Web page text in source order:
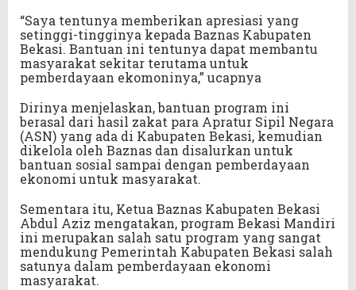
“Saya tentunya memberikan apresiasi yang
setinggi-tingginya kepada Baznas Kabupaten
Bekasi. Bantuan ini tentunya dapat membantu
masyarakat sekitar terutama untuk
pemberdayaan ekomoninya,” ucapnya
Dirinya menjelaskan, bantuan program ini
berasal dari hasil zakat para Apratur Sipil Negara
(ASN) yang ada di Kabupaten Bekasi, kemudian
dikelola oleh Baznas dan disalurkan untuk
bantuan sosial sampai dengan pemberdayaan
ekonomi untuk masyarakat.
Sementara itu, Ketua Baznas Kabupaten Bekasi
Abdul Aziz mengatakan, program Bekasi Mandiri
ini merupakan salah satu program yang sangat
mendukung Pemerintah Kabupaten Bekasi salah
satunya dalam pemberdayaan ekonomi
masyarakat.